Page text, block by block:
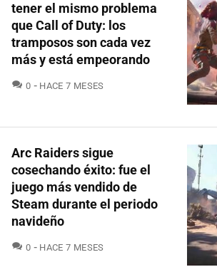
tener el mismo problema
que Call of Duty: los
tramposos son cada vez
más y está empeorando
0 COMENTARIOS
HACE 7 MESES
Arc Raiders sigue
cosechando éxito: fue el
juego más vendido de
Steam durante el periodo
navideño
0 COMENTARIOS
HACE 7 MESES